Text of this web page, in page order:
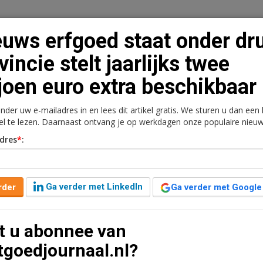
Vacaturebank Contact Abonnementen
Kantoren Retail Logistiek Juridisch | Fiscaal
druk, provincie
euro extra
geleden aangepast 2 minuten leestijd
de komende jaren jaarlijks 2 miljoen euro
erfgoed staat onder
stelt jaarlijks twee
euro extra beschikbaar
uw e-mailadres in en lees dit artikel gratis. We sturen u dan een
te lezen. Daarnaast ontvang je op werkdagen onze populaire
*:
Ga verder met LinkedIn Ga verder met Google
u abonnee van